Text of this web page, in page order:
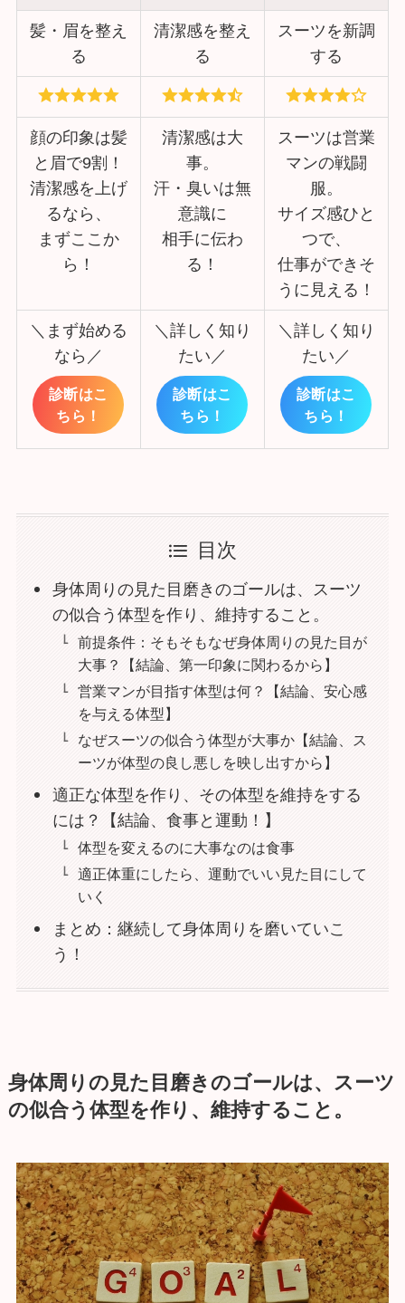
髪・眉を整え
る
清潔感を整え
る
スーツを新調
する
顔の印象は髪
と眉で9割！
清潔感を上げ
るなら、
まずここか
ら！
清潔感は大
事。
汗・臭いは無
意識に
相手に伝わ
る！
スーツは営業
マンの戦闘
服。
サイズ感ひと
つで、
仕事ができそ
うに見える！
＼まず始める
なら／
診断はこ
ちら！
＼詳しく知り
たい／
診断はこ
ちら！
＼詳しく知り
たい／
診断はこ
ちら！
目次
身体周りの見た目磨きのゴールは、スーツ
の似合う体型を作り、維持すること。
前提条件：そもそもなぜ身体周りの見た目が
大事？【結論、第一印象に関わるから】
営業マンが目指す体型は何？【結論、安心感
を与える体型】
なぜスーツの似合う体型が大事か【結論、ス
ーツが体型の良し悪しを映し出すから】
適正な体型を作り、その体型を維持をする
には？【結論、食事と運動！】
体型を変えるのに大事なのは食事
適正体重にしたら、運動でいい見た目にして
いく
まとめ：継続して身体周りを磨いていこ
う！
身体周りの見た目磨きのゴールは、スーツ
の似合う体型を作り、維持すること。